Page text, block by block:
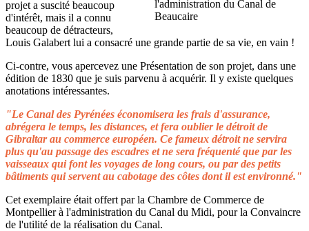
projet a suscité beaucoup
d'intérêt, mais il a connu
beaucoup de détracteurs,
Louis Galabert lui a consacré une grande partie de sa vie, en vain !
Ci-contre, vous apercevez une Présentation de son projet, dans une
édition de 1830 que je suis parvenu à acquérir. Il y existe quelques
anotations intéressantes.
"Le Canal des Pyrénées économisera les frais d'assurance,
abrégera le temps, les distances, et fera oublier le détroit de
Gibraltar au commerce européen. Ce fameux détroit ne servira
plus qu'au passage des escadres et ne sera fréquenté que par les
vaisseaux qui font les voyages de long cours, ou par des petits
bâtiments qui servent au cabotage des côtes dont il est environné."
Cet exemplaire était offert par la Chambre de Commerce de
Montpellier à l'administration du Canal du Midi, pour la Convaincre
de l'utilité de la réalisation du Canal.